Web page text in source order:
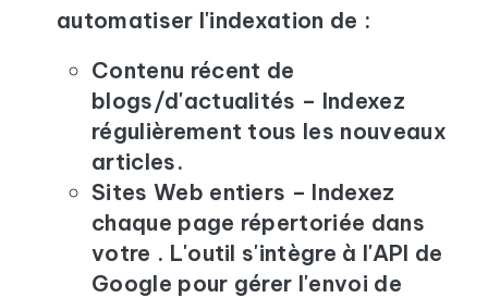
automatiser l'indexation de :
Contenu récent de
blogs/d'actualités – Indexez
régulièrement tous les nouveaux
articles.
Sites Web entiers – Indexez
chaque page répertoriée dans
votre . L'outil s'intègre à l'API de
Google pour gérer l'envoi de